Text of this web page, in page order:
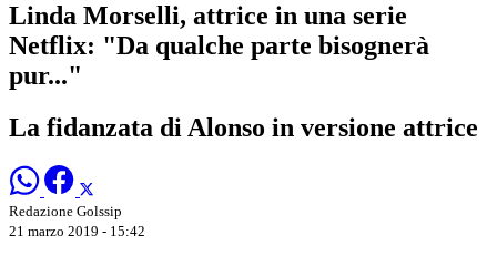
Linda Morselli, attrice in una serie
Netflix: "Da qualche parte bisognerà
pur..."
La fidanzata di Alonso in versione attrice
Redazione Golssip
21 marzo 2019 - 15:42